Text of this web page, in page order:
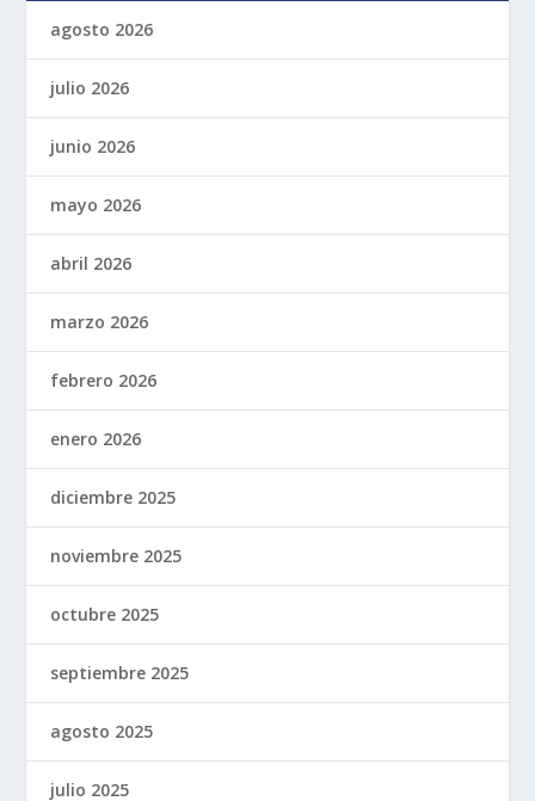
agosto 2026
julio 2026
junio 2026
mayo 2026
abril 2026
marzo 2026
febrero 2026
enero 2026
diciembre 2025
noviembre 2025
octubre 2025
septiembre 2025
agosto 2025
julio 2025